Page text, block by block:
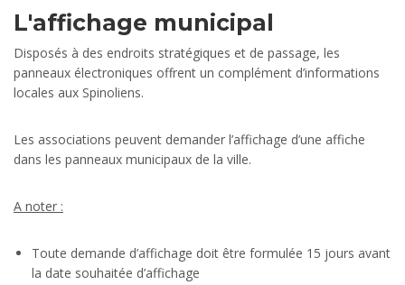
L'affichage municipal
Disposés à des endroits stratégiques et de passage, les
panneaux électroniques offrent un complément d’informations
locales aux Spinoliens.
Les associations peuvent demander l’affichage d’une affiche
dans les panneaux municipaux de la ville.
A noter :
Toute demande d’affichage doit être formulée 15 jours avant
la date souhaitée d’affichage